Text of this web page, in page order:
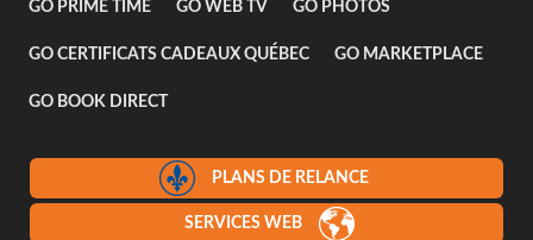
GO PRIME TIME GO WEB TV GO PHOTOS
GO CERTIFICATS CADEAUX QUÉBEC GO MARKETPLACE
GO BOOK DIRECT
PLANS DE RELANCE
SERVICES WEB